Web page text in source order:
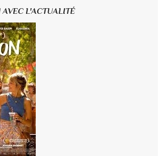
L'ACTUALITÉ